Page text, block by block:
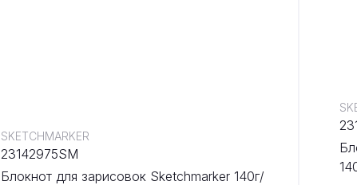
Блокнот для зарисовок Sketchmarker 140г/
SKETCHMARKER
23142975SM